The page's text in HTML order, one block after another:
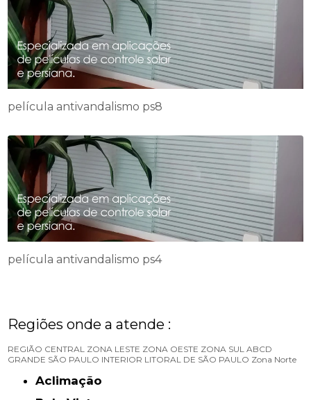
película antivandalismo ps8
película antivandalismo ps4
Regiões onde a atende :
REGIÃO CENTRAL ZONA LESTE ZONA OESTE ZONA SUL ABCD
GRANDE SÃO PAULO INTERIOR LITORAL DE SÃO PAULO Zona Norte
Aclimação